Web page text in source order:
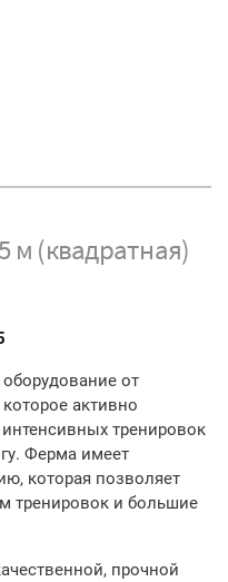
м (квадратная)
от
активно
тренировок
Ферма имеет
которая позволяет
тренировок и большие
прочной